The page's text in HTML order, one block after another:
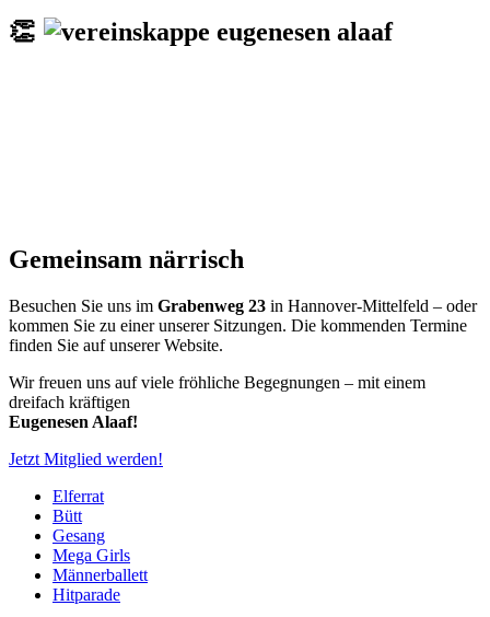
👏
Gemeinsam närrisch
Besuchen Sie uns im Grabenweg 23 in Hannover-Mittelfeld – oder
kommen Sie zu einer unserer Sitzungen. Die kommenden Termine
finden Sie auf unserer Website.
Wir freuen uns auf viele fröhliche Begegnungen – mit einem
dreifach kräftigen
Eugenesen Alaaf!
Jetzt Mitglied werden!
Elferrat
Bütt
Gesang
Mega Girls
Männerballett
Hitparade